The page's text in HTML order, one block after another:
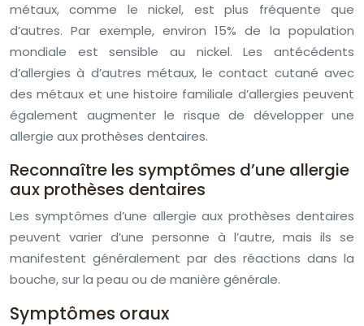
métaux, comme le nickel, est plus fréquente que
d’autres. Par exemple, environ 15% de la population
mondiale est sensible au nickel. Les antécédents
d’allergies à d’autres métaux, le contact cutané avec
des métaux et une histoire familiale d’allergies peuvent
également augmenter le risque de développer une
allergie aux prothèses dentaires.
Reconnaître les symptômes d’une allergie
aux prothèses dentaires
Les symptômes d’une allergie aux prothèses dentaires
peuvent varier d’une personne à l’autre, mais ils se
manifestent généralement par des réactions dans la
bouche, sur la peau ou de manière générale.
Symptômes oraux